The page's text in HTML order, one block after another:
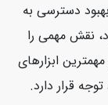
دسترسی به
مهمی را
ابزارهای
قرار دارد.